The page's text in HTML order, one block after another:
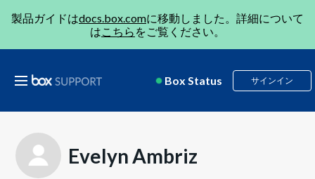
製品ガイドはdocs.box.comに移動しました。詳細について
はこちら をご覧ください。
Box Status サインイン
Evelyn Ambriz